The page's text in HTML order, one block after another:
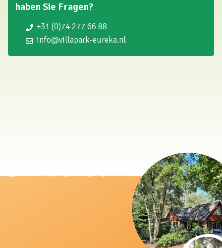
haben Sie Fragen?
+31 (0)74 277 66 88
info@villapark-eureka.nl